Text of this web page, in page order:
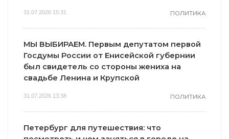
31.07.2026 15:31 ПОЛИТИКА
МЫ ВЫБИРАЕМ. Первым депутатом первой
Госдумы России от Енисейской губернии
был свидетель со стороны жениха на
свадьбе Ленина и Крупской
31.07.2026 13:38 ПОЛИТИКА
Петербург для путешествия: что